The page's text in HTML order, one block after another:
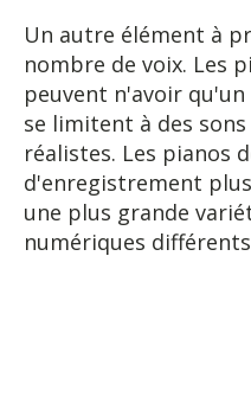
Un autre élément à
nombre de voix. Les
peuvent n'avoir
se limitent à des
réalistes. Les pianos
d'enregistrement
une plus grande
numériques